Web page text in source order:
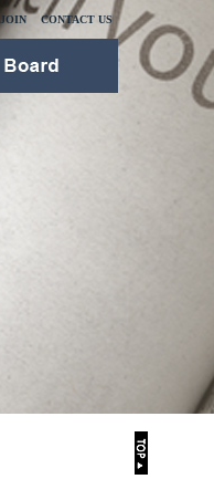
JOIN CONTACT US